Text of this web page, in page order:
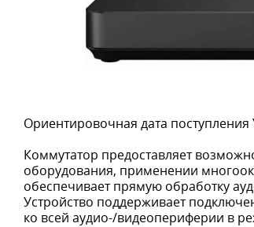
Ориентировочная дата
Коммутатор предоставляет
оборудования, применении
обеспечивает прямую обработку
Устройство поддерживает
ко всей аудио-/видеопериферии в